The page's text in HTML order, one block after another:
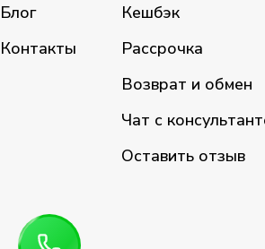
Блог
Контакты
Кешбэк
Рассрочка
Возврат и обмен
Чат с
Оставить отзыв